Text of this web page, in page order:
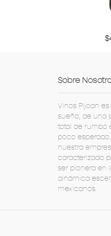
Sobre
Vinos Pijoan
sueño, de una
total de rumbo
poco
nuestra
caracterizado
ser pionera en
dinámica
mexicanos.